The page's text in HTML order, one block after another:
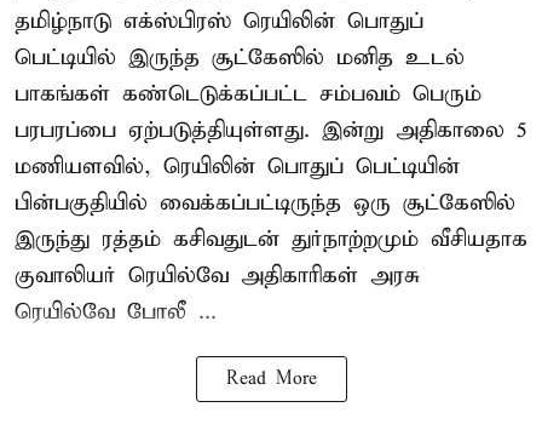
தமிழ்நாடு எக்ஸ்பிரஸ் ரெயிலின் பொதுப்
பெட்டியில் இருந்த சூட்கேஸில் மனித உடல்
பாகங்கள் கண்டெடுக்கப்பட்ட சம்பவம் பெரும்
பரபரப்பை ஏற்படுத்தியுள்ளது. இன்று அதிகாலை 5
மணியளவில், ரெயிலின் பொதுப் பெட்டியின்
பின்பகுதியில் வைக்கப்பட்டிருந்த ஒரு சூட்கேஸில்
இருந்து ரத்தம் கசிவதுடன் துர்நாற்றமும் வீசியதாக
குவாலியர் ரெயில்வே அதிகாரிகள் அரசு
ரெயில்வே போலீ ...
Read More